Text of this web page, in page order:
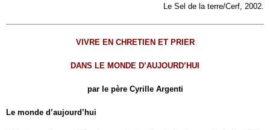
Le Sel de la terre/Cerf, 2002.
VIVRE EN CHRETIEN ET PRIER
DANS LE MONDE D’AUJOURD’HUI
par le père Cyrille Argenti
Le monde d’aujourd’hui